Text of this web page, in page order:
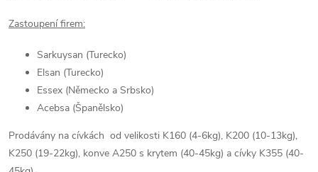
Zastoupení firem:
Sarkuysan (Turecko)
Elsan (Turecko)
Essex (Německo a Srbsko)
Acebsa (Španělsko)
Prodávány na cívkách od velikosti K160 (4-6kg), K200 (10-13kg),
K250 (19-22kg), konve A250 s krytem (40-45kg) a cívky K355 (40-